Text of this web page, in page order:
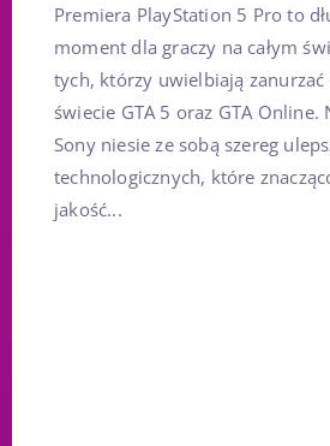
Premiera PlayStation 5 Pro to
moment dla graczy na całym
tych, którzy uwielbiają
świecie GTA 5 oraz GTA
Sony niesie ze sobą szereg
technologicznych, które
jakość...